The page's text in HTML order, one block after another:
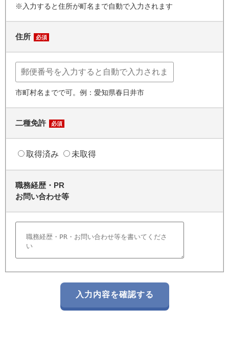
※入力すると住所が町名まで自動で入力されます
住所 必須
市町村名までで可。例：愛知県春日井市
二種免許 必須
取得済み 未取得
職務経歴・PR
お問い合わせ等